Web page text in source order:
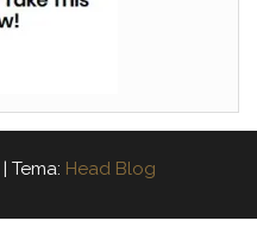
| Tema: Head Blog